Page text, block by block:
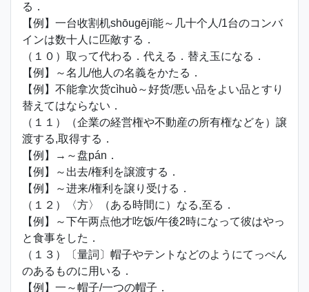
る．
【例】一台收割机shōugējī能～几十个人/1台のコンバ
インは数十人に匹敵する．
（１０）取って代わる．代える．替え玉になる．
【例】～名儿/他人の名義をかたる．
【例】不能拿次货cìhuò～好货/悪い品をよい品とすり
替えてはならない．
（１１）（企業の経営権や不動産の所有権などを）譲
渡する,取得する．
【例】→～盘pán．
【例】～出去/権利を譲渡する．
【例】～进来/権利を譲り受ける．
（１２）〈方〉（ある時間に）なる,至る．
【例】～下午两点他才吃饭/午後2時になって彼はやっ
と食事をした．
（１３）〔量詞〕帽子やテントなどのようにてっぺん
のあるものに用いる．
【例】一～帽子/一つの帽子．